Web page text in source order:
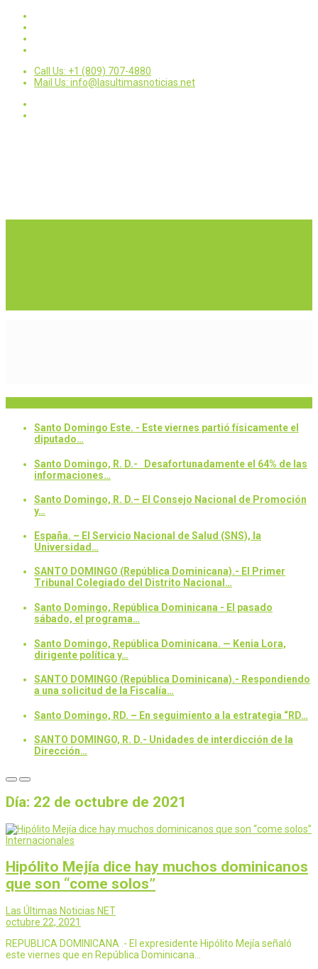
Call Us: +1 (809) 707-4880
Mail Us: info@lasultimasnoticias.net
Santo Domingo Este. - Este viernes partió físicamente el
diputado…
Santo Domingo, R. D.- Desafortunadamente el 64% de las
informaciones…
Santo Domingo, R. D.– El Consejo Nacional de Promoción
y…
España. – El Servicio Nacional de Salud (SNS), la
Universidad…
SANTO DOMINGO (República Dominicana).- El Primer
Tribunal Colegiado del Distrito Nacional…
Santo Domingo, República Dominicana - El pasado
sábado, el programa…
Santo Domingo, República Dominicana. — Kenia Lora,
dirigente política y…
SANTO DOMINGO (República Dominicana).- Respondiendo
a una solicitud de la Fiscalía…
Santo Domingo, RD. – En seguimiento a la estrategia “RD…
SANTO DOMINGO, R. D.- Unidades de interdicción de la
Dirección…
Día: 22 de octubre de 2021
Internacionales
Hipólito Mejía dice hay muchos dominicanos
que son “come solos”
Las Últimas Noticias NET
octubre 22, 2021
REPUBLICA DOMINICANA .- El expresidente Hipólito Mejía señaló
este viernes que en República Dominicana…